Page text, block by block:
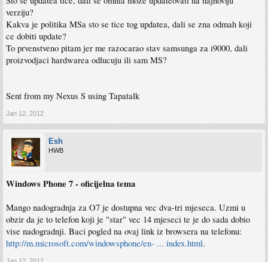
verziju?
Kakva je politika MSa sto se tice tog updatea, dali se zna odmah koji
ce dobiti update?
To prvenstveno pitam jer me razocarao stav samsunga za i9000, dali
proizvodjaci hardwarea odlucuju ili sam MS?
Sent from my Nexus S using Tapatalk
Jan 12, 2012
Esh
HWB
Windows Phone 7 - oficijelna tema
Mango nadogradnja za O7 je dostupna vec dva-tri mjeseca. Uzmi u
obzir da je to telefon koji je "star" vec 14 mjeseci te je do sada dobio
vise nadogradnji. Baci pogled na ovaj link iz browsera na telefonu:
http://m.microsoft.com/windowsphone/en- ... index.html.
Jan 12, 2012